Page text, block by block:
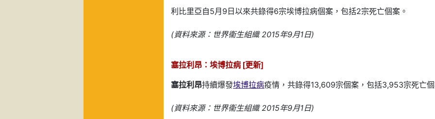
利比里亞自5月9日以來共錄得6宗埃博拉病個案，包括2宗死亡個案。
(資料來源：世界衞生組織 2015年9月1日)
塞拉利昂：埃博拉病 [更新]
塞拉利昂持續爆發埃博拉病疫情，共錄得13,609宗個案，包括3,953宗死亡個
(資料來源：世界衞生組織 2015年9月1日)